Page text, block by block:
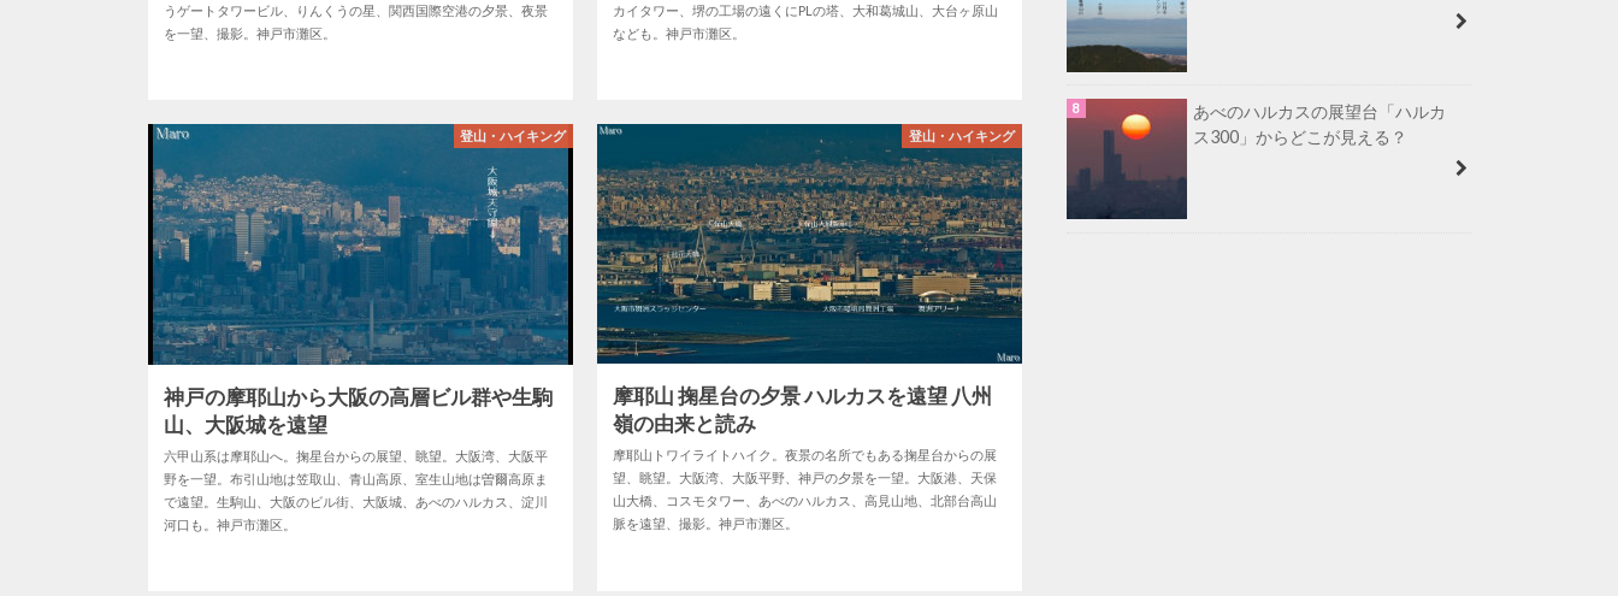
うゲートタワービル、りんくうの星、関西国際空港の夕景、夜景
を一望、撮影。神戸市灘区。
カイタワー、堺の工場の遠くにPLの塔、大和葛城山、大台ヶ原山
なども。神戸市灘区。
登山・ハイキング
神戸の摩耶山から大阪の高層ビル群や生駒
山、大阪城を遠望
六甲山系は摩耶山へ。掬星台からの展望、眺望。大阪湾、大阪平
野を一望。布引山地は笠取山、青山高原、室生山地は曽爾高原ま
で遠望。生駒山、大阪のビル街、大阪城、あべのハルカス、淀川
河口も。神戸市灘区。
登山・ハイキング
摩耶山 掬星台の夕景 ハルカスを遠望 八州
嶺の由来と読み
摩耶山トワイライトハイク。夜景の名所でもある掬星台からの展
望、眺望。大阪湾、大阪平野、神戸の夕景を一望。大阪港、天保
山大橋、コスモタワー、あべのハルカス、高見山地、北部台高山
脈を遠望、撮影。神戸市灘区。
あべのハルカスの展望台「ハルカ
ス300」からどこが見える？